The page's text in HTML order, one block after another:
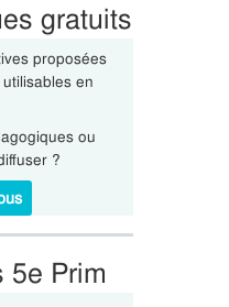
gratuits
proposées
en
ou
?
5e Prim